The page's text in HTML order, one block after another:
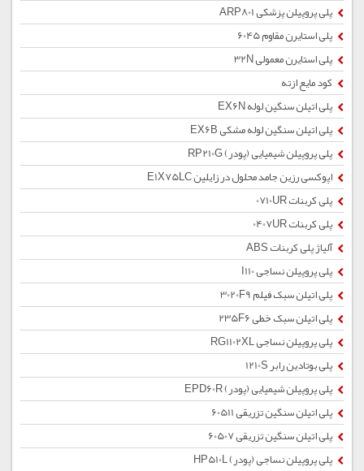
پلی پروپیلن پزشکی ARP801
پلی استایرن مقاوم 6045
پلی استایرن معمولی 32N
کود مایع ازته
پلی اتیلن سنگین لوله EX6N
پلی اتیلن سنگین لوله مشکی EX6B
پلی پروپیلن شیمیایی (پودر) RP210G
اپوکسی رزین جامد محلول در زایلین E1X75LC
پلی کربنات 0710UR
پلی کربنات 0407UR
آلیاژ پلی کربنات ABS
پلی پروپیلن نساجی I110
پلی اتیلن سبک فیلم 3020F9
پلی اتیلن سبک خطی 235F6
پلی پروپیلن نساجی RG1102XL
پلی بوتادین رابر 1210S
پلی پروپیلن شیمیایی (پودر) EPD60R
پلی اتیلن سنگین تزریقی 60511
پلی اتیلن سنگین تزریقی 60507
پلی پروپیلن نساجی (پودر) HP510L